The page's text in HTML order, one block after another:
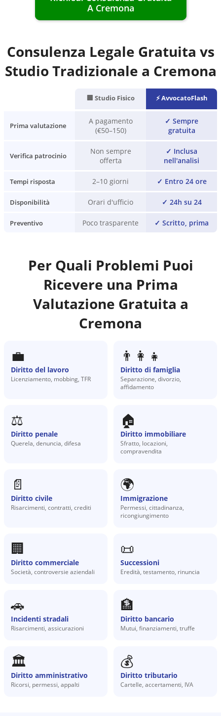
A Cremona
Consulenza Legale Gratuita vs
Studio Tradizionale a Cremona
🏢 Studio Fisico ⚡ AvvocatoFlash
Prima valutazione
A pagamento
(€50–150)
✓ Sempre
gratuita
Verifica patrocinio
Non sempre
offerta
✓ Inclusa
nell'analisi
Tempi risposta 2–10 giorni ✓ Entro 24 ore
Disponibilità Orari d'ufficio ✓ 24h su 24
Preventivo Poco trasparente ✓ Scritto, prima
Per Quali Problemi Puoi
Ricevere una Prima
Valutazione Gratuita a
Cremona
💼
Diritto del lavoro
Licenziamento, mobbing, TFR
👨‍👩‍👧
Diritto di famiglia
Separazione, divorzio,
affidamento
⚖️
Diritto penale
Querela, denuncia, difesa
🏠
Diritto immobiliare
Sfratto, locazioni,
compravendita
📄
Diritto civile
Risarcimenti, contratti, crediti
🌍
Immigrazione
Permessi, cittadinanza,
ricongiungimento
🏢
Diritto commerciale
Società, controversie aziendali
📜
Successioni
Eredità, testamento, rinuncia
🚗
Incidenti stradali
Risarcimenti, assicurazioni
🏦
Diritto bancario
Mutui, finanziamenti, truffe
🏛️
Diritto amministrativo
Ricorsi, permessi, appalti
💰
Diritto tributario
Cartelle, accertamenti, IVA